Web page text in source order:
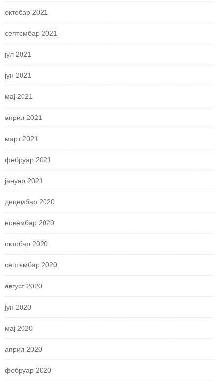
октобар 2021
септембар 2021
јул 2021
јун 2021
мај 2021
април 2021
март 2021
фебруар 2021
јануар 2021
децембар 2020
новембар 2020
октобар 2020
септембар 2020
август 2020
јун 2020
мај 2020
април 2020
фебруар 2020